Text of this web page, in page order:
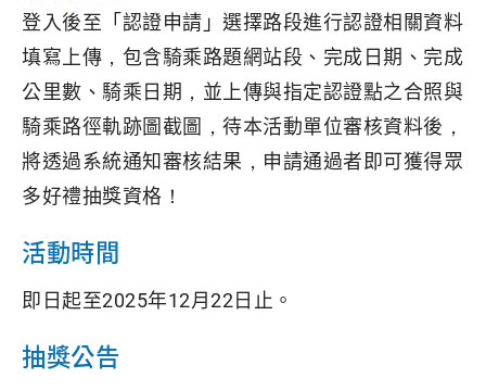
登入後至「認證申請」選擇路段進行認證相關資料
填寫上傳，包含騎乘路題網站段、完成日期、完成
公里數、騎乘日期，並上傳與指定認證點之合照與
騎乘路徑軌跡圖截圖，待本活動單位審核資料後，
將透過系統通知審核結果，申請通過者即可獲得眾
多好禮抽獎資格！
活動時間
即日起至2025年12月22日止。
抽獎公告